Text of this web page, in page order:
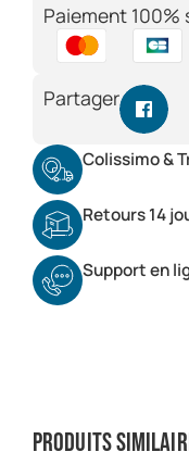
Paiement 100%
Partager
Colissimo &
Retours 14
Support en
Produits